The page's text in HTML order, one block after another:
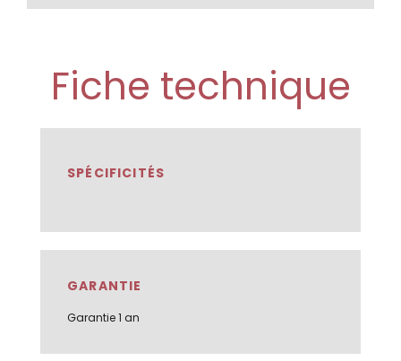
Fiche technique
SPÉCIFICITÉS
GARANTIE
Garantie 1 an